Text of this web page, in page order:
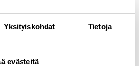
Yksityiskohdat Tietoja
evästeitä
pääsee vähintään